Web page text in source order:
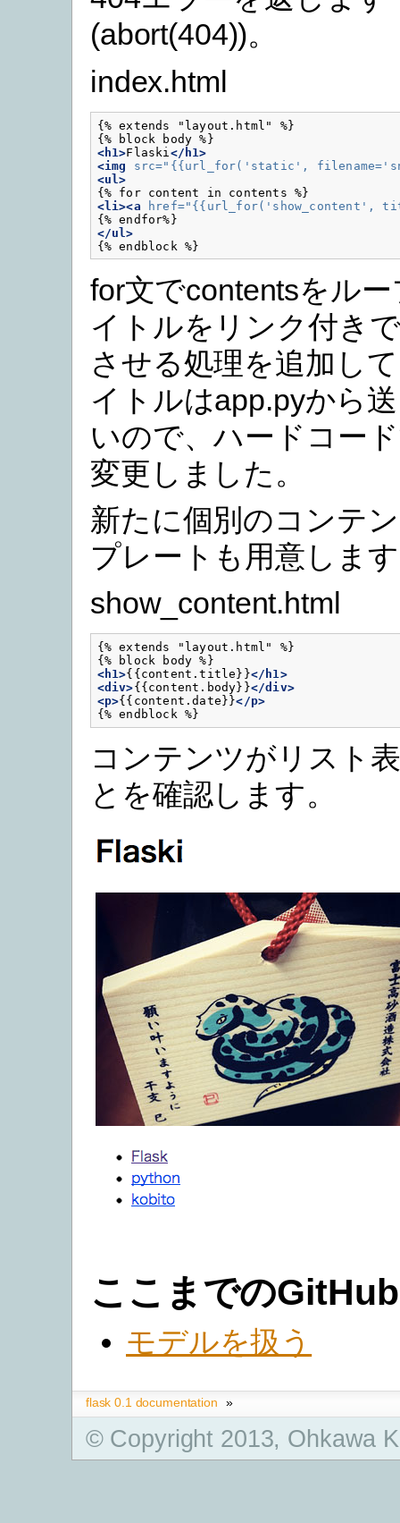
(abort(404))。
index.html
{% extends "layout.html" %}
<h1>Flaski </h1>
<img
src="{{url_for('static',
<ul>
<li><a
href="{{url_for('show_content',
</ul>
for文でcontentsをル
イトルをリンク付き
させる処理を追加し
イトルはapp.pyから
いので、ハードコー
変更しました。
新たに個別のコンテ
プレートも用意します
show_content.html
{% extends "layout.html" %}
<h1>{{content.title}}</h1>
<div>{{content.body}}</div>
<p>{{content.date}}</p>
コンテンツがリスト
とを確認します。
ここまでのGitHub
モデルを扱う
flask 0.1 documentation »
© Copyright 2013, Ohkawa